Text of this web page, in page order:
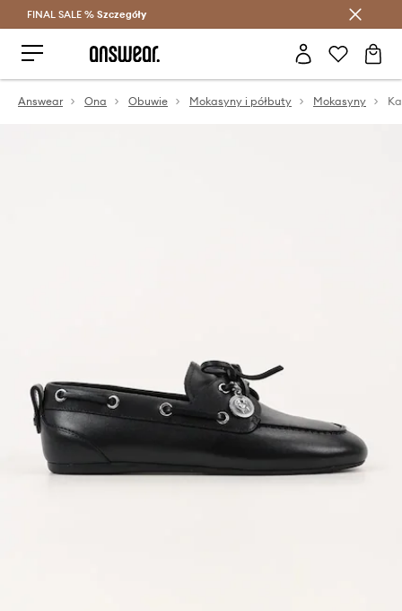
Oszczędzaj z Answear Club >
FINAL SALE % Szczegóły
Answear Ona Obuwie Mokasyny i półbuty Mokasyny